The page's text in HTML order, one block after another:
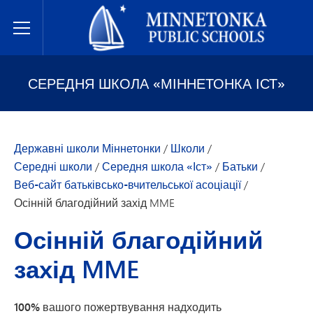
Toggle Menu
Державні школи Міннетонки
СЕРЕДНЯ ШКОЛА «МІННЕТОНКА ІСТ»
Державні школи Міннетонки / Школи /
Середні школи /Середня школа «Іст» / Батьки /
Веб-сайт батьківсько-вчительської асоціації/
Осінній благодійний захід MME
Осінній благодійний
захід MME
100% вашого пожертвування надходить